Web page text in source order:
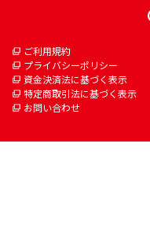
ご利用規約
プライバシーポリシー
資金決済法に基づく表示
特定商取引法に基づく表示
お問い合わせ